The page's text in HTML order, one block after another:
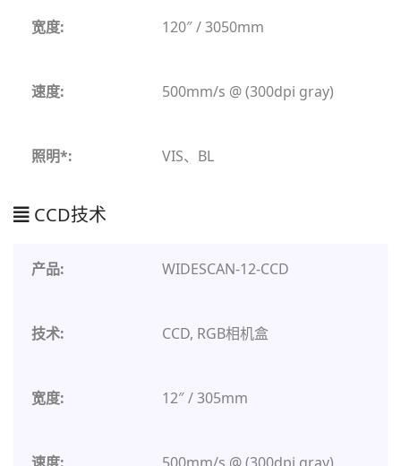
120″ / 3050mm
500mm/s @ (300dpi gray)
VIS、BL
CCD技术
WIDESCAN-12-CCD
CCD, RGB相机盒
12″ / 305mm